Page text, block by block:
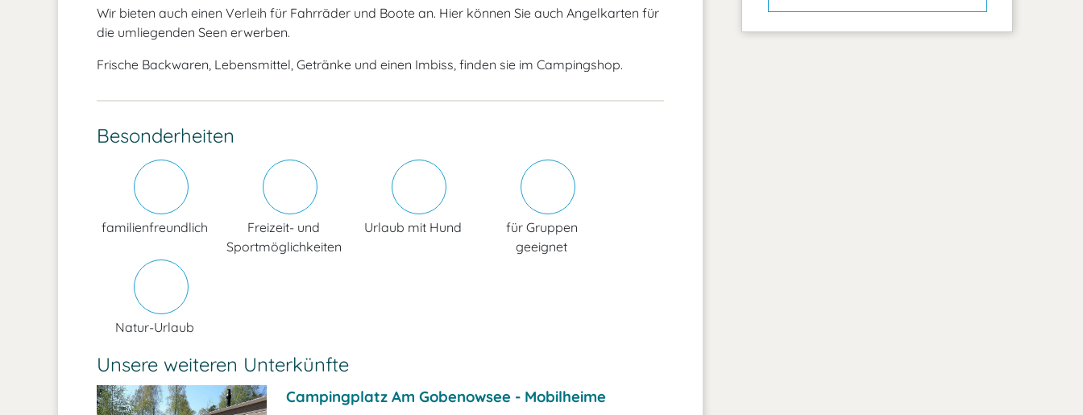
Wir bieten auch einen Verleih für Fahrräder und Boote an. Hier können Sie auch Angelkarten für
die umliegenden Seen erwerben.
Frische Backwaren, Lebensmittel, Getränke und einen Imbiss, finden sie im Campingshop.
Besonderheiten
familienfreundlich
Freizeit- und
Sportmöglichkeiten
Urlaub mit Hund
für Gruppen
geeignet
Natur-Urlaub
Unsere weiteren Unterkünfte
Campingplatz Am Gobenowsee - Mobilheime